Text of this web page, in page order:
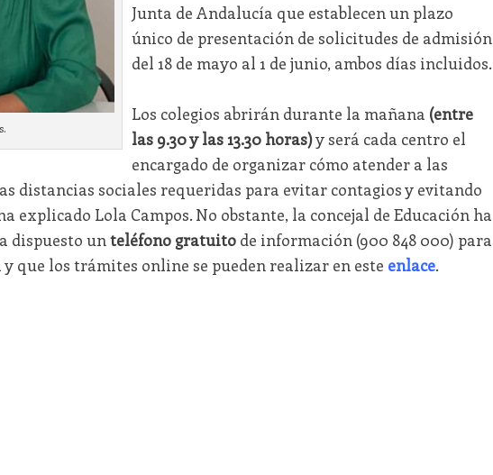
Junta de Andalucía que establecen un plazo
único de presentación de solicitudes de admisión
del 18 de mayo al 1 de junio, ambos días incluidos.
Los colegios abrirán durante la mañana (entre
las 9.30 y las 13.30 horas)y será cada centro el
encargado de organizar cómo atender a las
distancias sociales requeridas para evitar contagios y evitando
explicado Lola Campos. No obstante, la concejal de Educación ha
dispuesto unteléfono gratuitode información (900 848 000) para
que los trámites online se pueden realizar en este enlace.